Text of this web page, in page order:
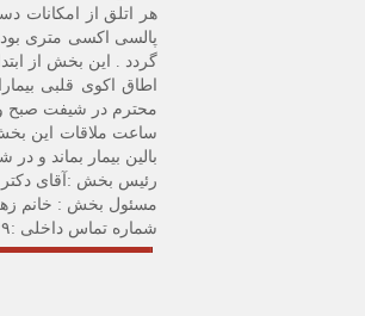
هر اتلق از امکانات
پالسی اکسی متری
گردد . این بخش از
اطاق اکوی قلبی
محترم در شیفت صبح و
بالین بیمار بماند و
رئیس بخش :آقای
مسئول بخش : خانم
شماره تماس داخلی :۷۲۴۹-۷۲۴۲-۷۲۴۶